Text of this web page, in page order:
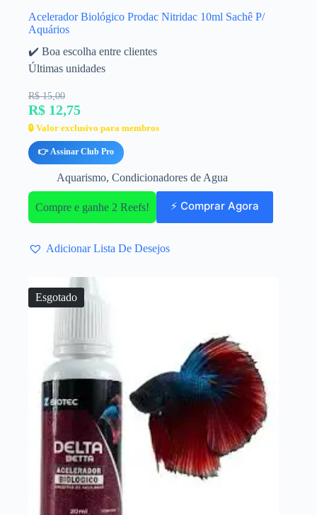
Acelerador Biológico Prodac Nitridac 10ml Sachê P/
Aquários
✔️ Boa escolha entre clientes
Últimas unidades
R$ 15,00
R$ 12,75
🔒 Valor exclusivo para membros
👉 Assinar Club Pro
Aquarismo, Condicionadores de Agua
Compre e ganhe 2 Reefs! ⚡ Comprar Agora
Adicionar Lista De Desejos
Esgotado